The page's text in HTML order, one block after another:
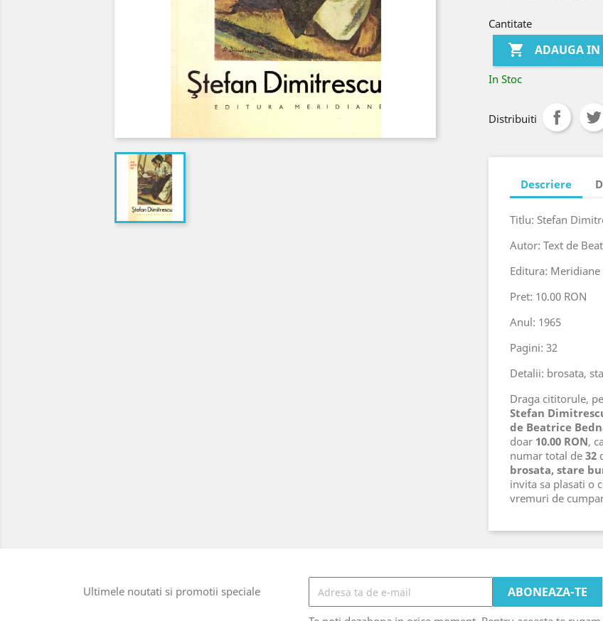
Cantitate
 ADAUGA IN
In Stoc
Distribuiti
Descriere
Titlu: Stefan
Autor: Text de
Editura: Meridiane
Pret: 10.00 RON
Anul: 1965
Pagini: 32
Detalii: brosata,
Draga cititorule,
Stefan
de Beatrice
doar 10.00 RON,
numar total de 32
brosata, stare
invita sa plasati o
vremuri de
Ultimele noutati si promotii speciale